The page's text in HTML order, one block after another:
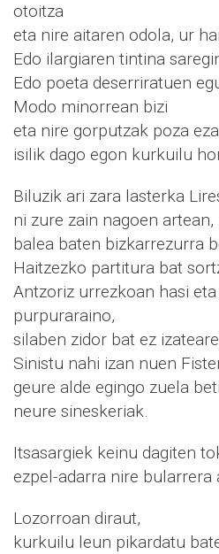
otoitza
eta nire aitaren odola, ur
Edo ilargiaren tintina
Edo poeta deserriratuen
Modo minorrean bizi
eta nire gorputzak poza
isilik dago egon kurkuilu
Biluzik ari zara lasterka
ni zure zain nagoen artean,
balea baten bizkarrezurra
Haitzezko partitura bat
Antzoriz urrezkoan hasi
purpuraraino,
silaben zidor bat ez
Sinistu nahi izan nuen
geure alde egingo zuela
neure sineskeriak.
Itsasargiek keinu dagiten
ezpel-adarra nire bularrera
Lozorroan diraut,
kurkuilu leun pikardatu